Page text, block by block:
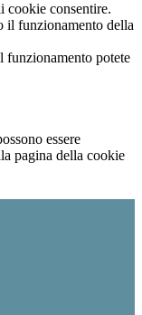
cookie consentire.
il funzionamento della
funzionamento potete
essere
pagina della cookie